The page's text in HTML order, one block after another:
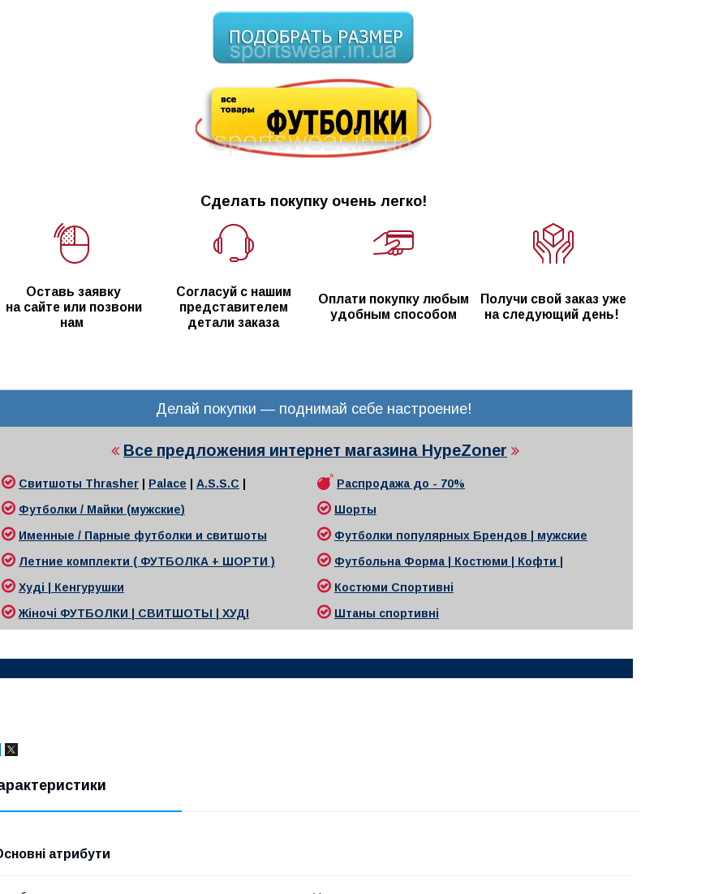
Сделать покупку очень легко!
Оставь заявку
на сайте или позвони
нам
Согласуй с нашим
представителем
детали заказа
Оплати покупку любым
удобным способом
Получи свой заказ уже
на следующий день!
Делай покупки — поднимай себе настроение!
Все предложения интернет магазина HypeZoner
Свитшоты Thrasher Palace A.S.S.C
Распродажа до - 70%
Футболки / Майки (мужские)
Шорты
Именные / Парные футболки и свитшоты
Футболки популярных Брендов | мужские
Летние комплекти ( ФУТБОЛКА + ШОРТИ )
Футбольна Форма | Костюми | Кофти |
Худі | Кенгурушки
Костюми Спортивні
Жіночі ФУТБОЛКИ | СВИТШОТЫ | ХУДІ Штаны спортивні
атрибути